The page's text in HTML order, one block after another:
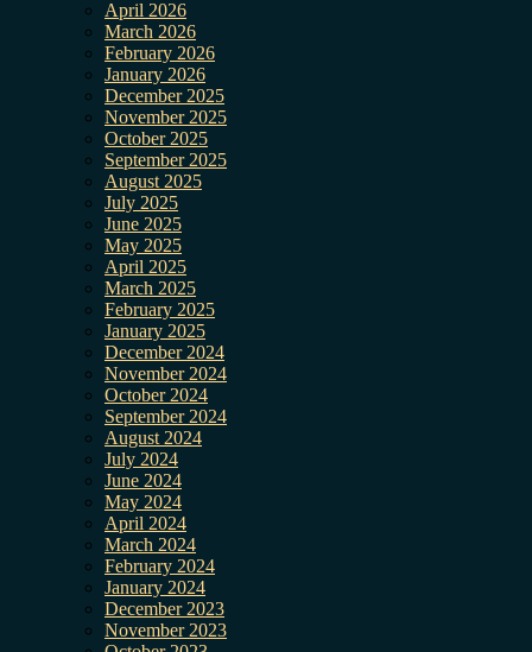
April 2026
March 2026
February 2026
January 2026
December 2025
November 2025
October 2025
September 2025
August 2025
July 2025
June 2025
May 2025
April 2025
March 2025
February 2025
January 2025
December 2024
November 2024
October 2024
September 2024
August 2024
July 2024
June 2024
May 2024
April 2024
March 2024
February 2024
January 2024
December 2023
November 2023